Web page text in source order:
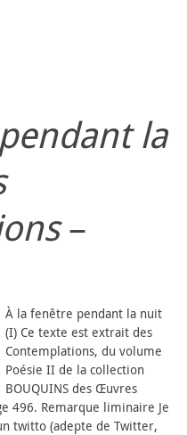
la
–
À la fenêtre pendant la nuit
(I) Ce texte est extrait des
Contemplations, du volume
Poésie II de la collection
BOUQUINS des Œuvres
496. Remarque liminaire Je
twitto (adepte de Twitter,